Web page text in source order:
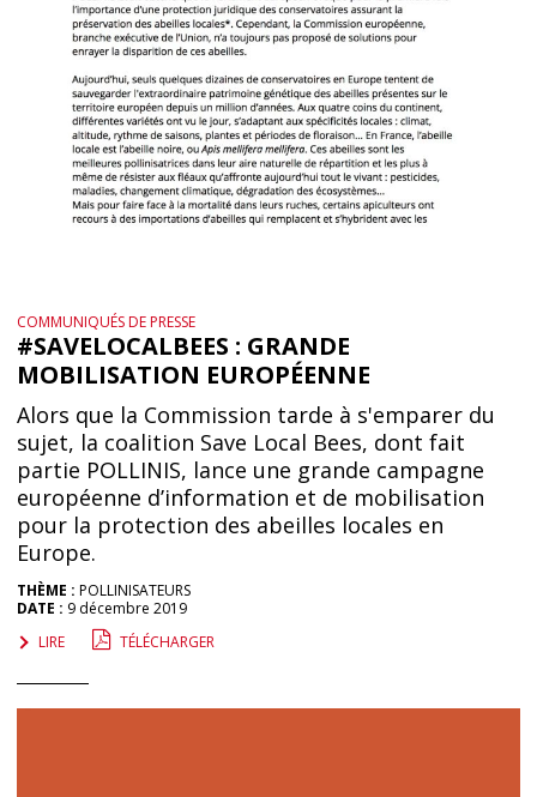
COMMUNIQUÉS DE PRESSE
#SAVELOCALBEES : GRANDE
MOBILISATION EUROPÉENNE
Alors que la Commission tarde à s'emparer du
sujet, la coalition Save Local Bees, dont fait
partie POLLINIS, lance une grande campagne
européenne d’information et de mobilisation
pour la protection des abeilles locales en
Europe.
THÈME : POLLINISATEURS
DATE : 9 décembre 2019
LIRE
TÉLÉCHARGER